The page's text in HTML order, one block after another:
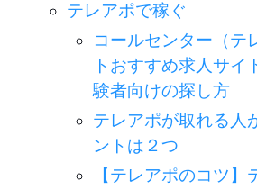
テレアポで稼ぐ
コールセンター（テ
トおすすめ求人サイ
験者向けの探し方
テレアポが取れる人
ントは２つ
【テレアポのコツ】